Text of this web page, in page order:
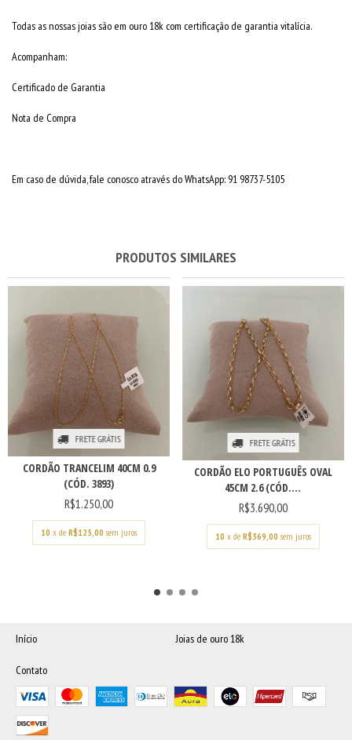
Todas as nossas joias são em ouro 18k com certificação de garantia vitalícia.
Acompanham:
Certificado de Garantia
Nota de Compra
Em caso de dúvida, fale conosco através do WhatsApp: 91 98737-5105
PRODUTOS SIMILARES
FRETE GRÁTIS
CORDÃO TRANCELIM 40CM 0.9
(CÓD. 3893)
R$1.250,00
10 x deR$125,00 sem juros
FRETE GRÁTIS
CORDÃO ELO PORTUGUÊS OVAL
45CM 2.6 (CÓD....
R$3.690,00
10 x de R$369,00 sem juros
Início Joias de ouro 18k
Contato